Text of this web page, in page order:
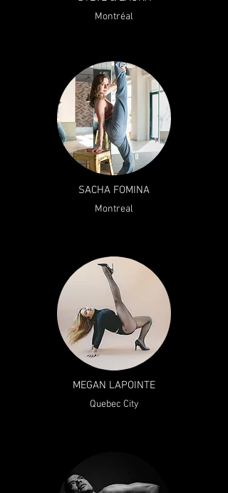
Montréal
SACHA FOMINA
Montreal
MEGAN LAPOINTE
Quebec City